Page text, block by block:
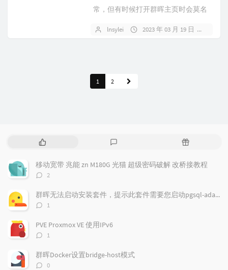
常，但有时候打开群晖主页时会莫名
lnsylei 2023 年 03 月 19 日
1 2
热
文
章
评
论
随
文
章
移动宽带 兆能 zn M180G 光猫 超级密码破解 改桥接教程
评
数：
2
群晖无法启动安装套件，提示此套件需要您启动pgsql-adapter.service
评
数：
1
PVE Proxmox VE 使用IPv6
评
数：
1
群晖Docker设置bridge-host模式
评
0